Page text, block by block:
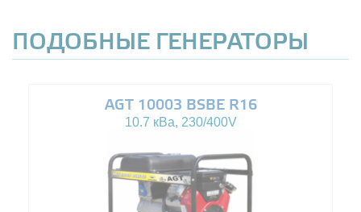
ПОДОБНЫЕ ГЕНЕРАТОРЫ
AGT 10003 BSBE R16
10.7 кВа, 230/400V